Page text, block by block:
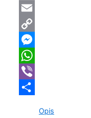
Email
Copy
Link
Messenger
WhatsApp
Viber
Opis